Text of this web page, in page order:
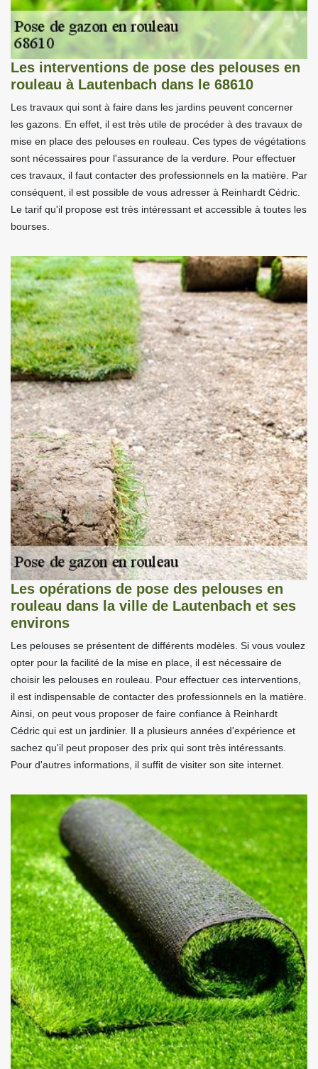
Les interventions de pose des pelouses en
rouleau à Lautenbach dans le 68610
Les travaux qui sont à faire dans les jardins peuvent concerner
les gazons. En effet, il est très utile de procéder à des travaux de
mise en place des pelouses en rouleau. Ces types de végétations
sont nécessaires pour l'assurance de la verdure. Pour effectuer
ces travaux, il faut contacter des professionnels en la matière. Par
conséquent, il est possible de vous adresser à Reinhardt Cédric.
Le tarif qu'il propose est très intéressant et accessible à toutes les
bourses.
Les opérations de pose des pelouses en
rouleau dans la ville de Lautenbach et ses
environs
Les pelouses se présentent de différents modèles. Si vous voulez
opter pour la facilité de la mise en place, il est nécessaire de
choisir les pelouses en rouleau. Pour effectuer ces interventions,
il est indispensable de contacter des professionnels en la matière.
Ainsi, on peut vous proposer de faire confiance à Reinhardt
Cédric qui est un jardinier. Il a plusieurs années d'expérience et
sachez qu'il peut proposer des prix qui sont très intéressants.
Pour d'autres informations, il suffit de visiter son site internet.